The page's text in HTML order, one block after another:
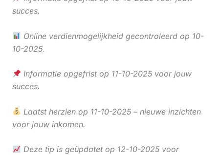
succes.
Online verdienmogelijkheid gecontroleerd op 10-
10-2025.
Informatie opgefrist op 11-10-2025 voor jouw
succes.
Laatst herzien op 11-10-2025 – nieuwe inzichten
voor jouw inkomen.
Deze tip is geüpdatet op 12-10-2025 voor